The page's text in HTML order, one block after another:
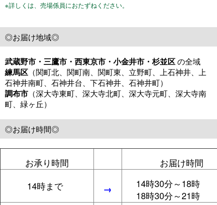
※詳しくは、売場係員におたずねください。
◎お届け地域◎
武蔵野市・三鷹市・西東京市・小金井市・杉並区の全域
練馬区 （関町北、関町南、関町東、立野町、上石神井、上
石神井南町、石神井台、下石神井、石神井町）
調布市 （深大寺東町、深大寺北町、深大寺元町、深大寺南
町、緑ヶ丘）
◎お届け時間◎
お承り時間
お届け時間
14時まで
→
14時30分～18時
18時30分～21時